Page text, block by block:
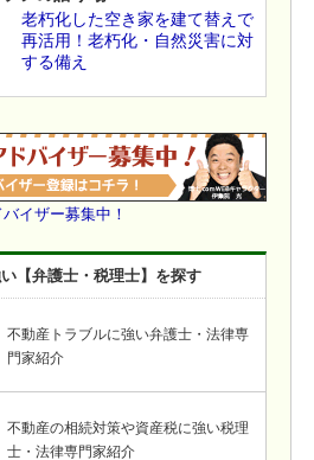
老朽化した空き家を建て替えで
再活用！老朽化・自然災害に対
する備え
イザー募集中！
【弁護士・税理士】を探す
不動産トラブルに強い弁護士・法律専
門家紹介
不動産の相続対策や資産税に強い税理
士・法律専門家紹介